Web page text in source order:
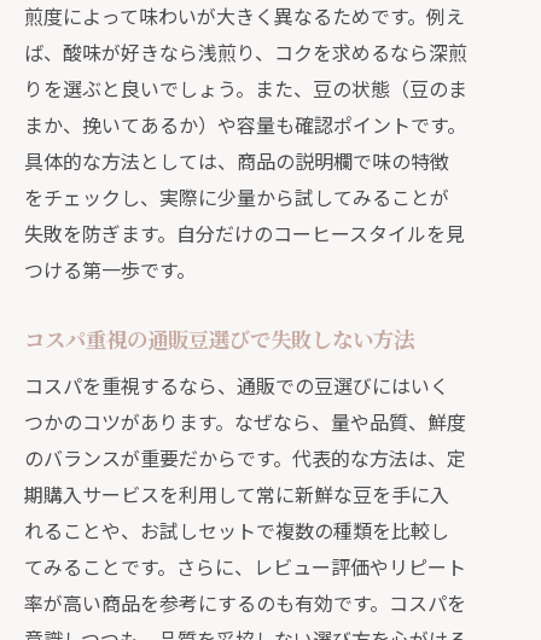
煎度によって味わいが大きく異なるためです。例え
ば、酸味が好きなら浅煎り、コクを求めるなら深煎
りを選ぶと良いでしょう。また、豆の状態（豆のま
まか、挽いてあるか）や容量も確認ポイントです。
具体的な方法としては、商品の説明欄で味の特徴
をチェックし、実際に少量から試してみることが
失敗を防ぎます。自分だけのコーヒースタイルを見
つける第一歩です。
コスパ重視の通販豆選びで失敗しない方法
コスパを重視するなら、通販での豆選びにはいく
つかのコツがあります。なぜなら、量や品質、鮮度
のバランスが重要だからです。代表的な方法は、定
期購入サービスを利用して常に新鮮な豆を手に入
れることや、お試しセットで複数の種類を比較し
てみることです。さらに、レビュー評価やリピート
率が高い商品を参考にするのも有効です。コスパを